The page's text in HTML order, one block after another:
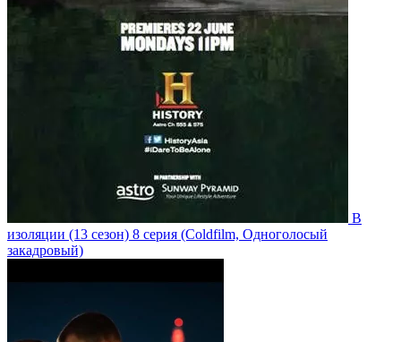
В
изоляции (13 сезон) 8 серия (Coldfilm, Одноголосый
закадровый)